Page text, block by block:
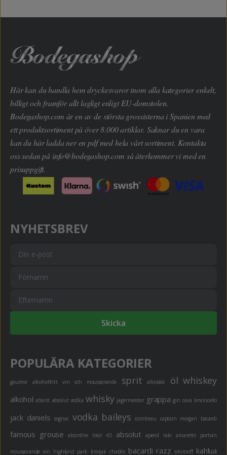
Här kan du handla hem dryckesvaror inom alla kategorier enkelt,
billigt och framför allt lagligt enligt EU-domstolen.
Bodegashop.com är en av de största grossisterna i Spanien med
ett produktsortiment på över 8.000 artiklar. Saknar du en vara
kan du här ladda ner en pdf med hela vårt sortiment. Kontakta
oss sedan på info@bodegashop.com så återkommer vi med en
prisuppgift.
NYHETSBREV
Skicka
POPULÄRA KATEGORIER
gourme alkoholfritt vin och mousserande sprit alkoläsk öl whiskey
alkohol absint absolut vodka whisky jägermeister grappa gin cava limoncello
jack daniels cognac vodka baileys cointreau captain morgan bacardi
famous grouse absinthe likör 43 absolut aperol raki amaretto portvin
mousserande vin highland park konjak chablis bacardi razz smirnoff kahlua